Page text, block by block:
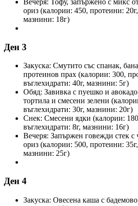
Вечеря: Тофу, запържено с микс
ориз (калории: 450, протеини:
мазнини: 18г)
Ден 3
Закуска: Смутито със спанак,
протеинов прах (калории: 300,
въглехидрати: 40г, мазнини: 5г)
Обяд: Завивка с пуешко и авокадо
тортила и смесени зелени
въглехидрати: 30г, мазнини: 20г)
Снек: Смесени ядки (калории:
въглехидрати: 8г, мазнини: 16г)
Вечеря: Запържен говежди стек
ориз (калории: 500, протеини:
мазнини: 25г)
Ден 4
Закуска: Овесена каша с